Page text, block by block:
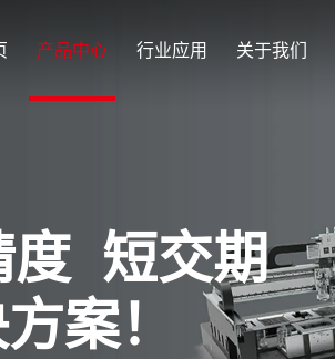
产品中心 行业应用 关于我们
短交期
案！